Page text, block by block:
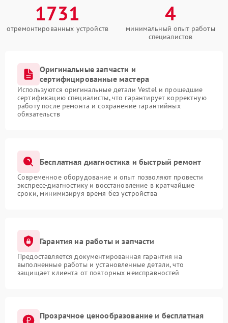
1731
отремонтированных устройств
4
минимальный опыт работы
специалистов
Оригинальные запчасти и
сертифицированные мастера
Используются оригинальные детали Vestel и прошедшие
сертификацию специалисты, что гарантирует корректную
работу после ремонта и сохранение гарантийных
обязательств
Бесплатная диагностика и быстрый ремонт
Современное оборудование и опыт позволяют провести
экспресс-диагностику и восстановление в кратчайшие
сроки, минимизируя время без устройства
Гарантия на работы и запчасти
Предоставляется документированная гарантия на
выполненные работы и установленные детали, что
защищает клиента от повторных неисправностей
Прозрачное ценообразование и бесплатная